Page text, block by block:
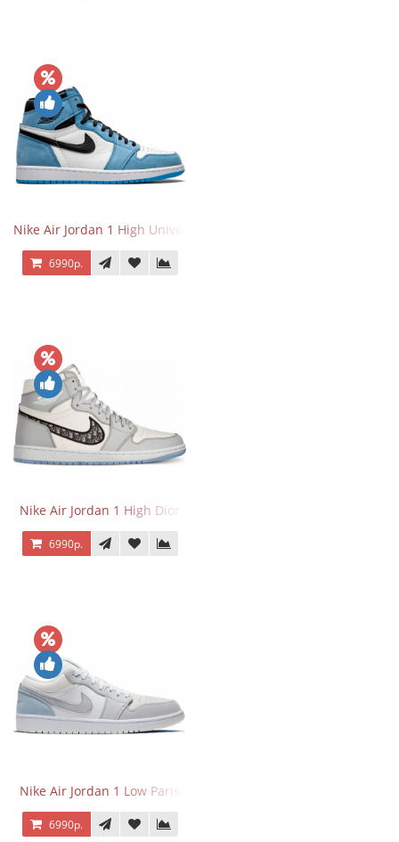
Nike Air Jordan 1 High University Blue
6990р.
Nike Air Jordan 1 High Dior
6990р.
Nike Air Jordan 1 Low Paris
6990р.